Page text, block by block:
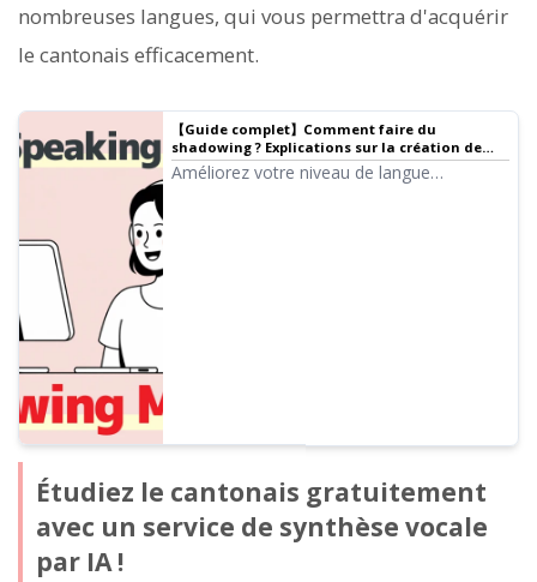
nombreuses langues, qui vous permettra d'acquérir
le cantonais efficacement.
【Guide complet】Comment faire du
shadowing ? Explications sur la création de
matériel avec une IA gratuite !
Améliorez votre niveau de langue
Étudiez le cantonais gratuitement
avec un service de synthèse vocale
par IA !